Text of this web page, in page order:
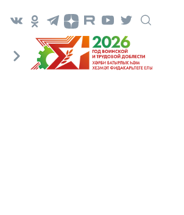
"ГУЛЬСТАН" НАШ ПОЧТАЛЬОН